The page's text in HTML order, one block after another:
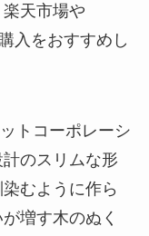
天市場や
入をおすすめし
トコーポレーシ
のスリムな形
むように作ら
増す木のぬく